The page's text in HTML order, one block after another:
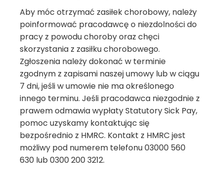
Aby móc otrzymać zasiłek chorobowy, należy
poinformować pracodawcę o niezdolności do
pracy z powodu choroby oraz chęci
skorzystania z zasiłku chorobowego.
Zgłoszenia należy dokonać w terminie
zgodnym z zapisami naszej umowy lub w ciągu
7 dni, jeśli w umowie nie ma określonego
innego terminu. Jeśli pracodawca niezgodnie z
prawem odmawia wypłaty Statutory Sick Pay,
pomoc uzyskamy kontaktując się
bezpośrednio z HMRC. Kontakt z HMRC jest
możliwy pod numerem telefonu 03000 560
630 lub 0300 200 3212.